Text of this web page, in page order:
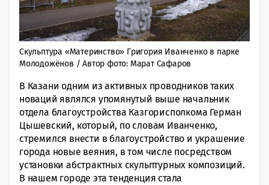
Скульптура «Материнство» Григория Иванченко в парке
Молодожёнов / Автор фото: Марат Сафаров
В Казани одним из активных проводников таких
новаций являлся упомянутый выше начальник
отдела благоустройства Казгорисполкома Герман
Цышевский, который, по словам Иванченко,
стремился внести в благоустройство и украшение
города новые веяния, в том числе посредством
установки абстрактных скульптурных композиций.
В нашем городе эта тенденция стала